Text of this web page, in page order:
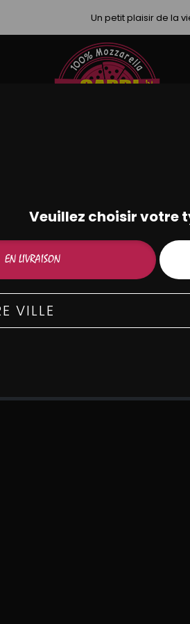
Un petit plaisir de la
OMELETTES